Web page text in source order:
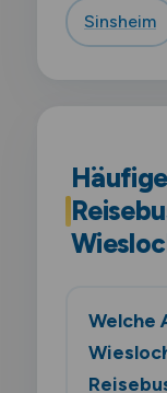
Sinsheim
Welche